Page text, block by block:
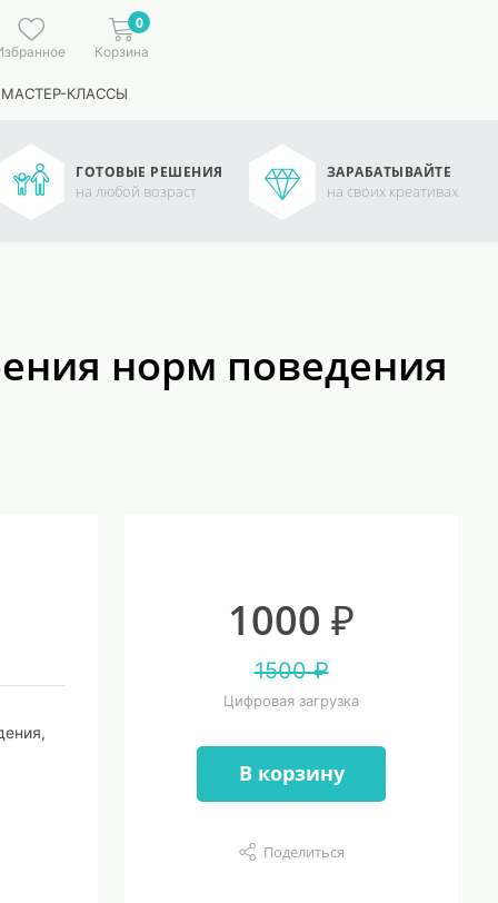
0
Корзина
КЛАССЫ
ГОТОВЫЕ РЕШЕНИЯ
на любой возраст
ЗАРАБАТЫВАЙТЕ
на своих креативах
норм поведения
1000 ₽
1500 ₽
Цифровая загрузка
В корзину
Поделиться